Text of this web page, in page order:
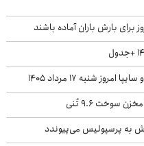
شنبه ۱۷ مرداد ۱۴۰۵
به پرسپولیس می‌پیوندد